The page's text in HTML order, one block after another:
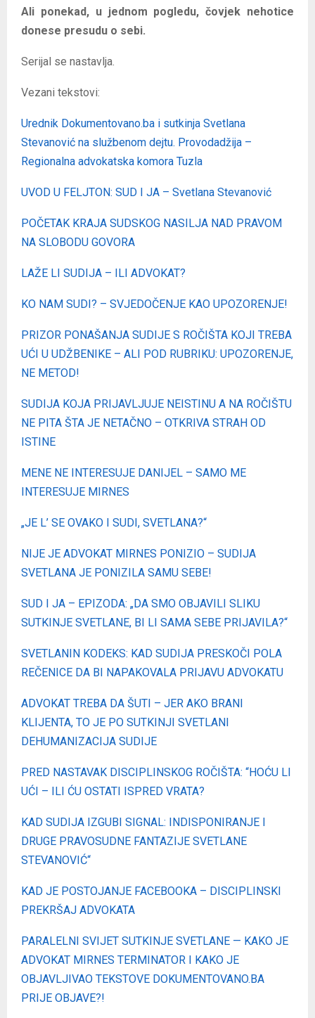
Ali ponekad, u jednom pogledu, čovjek nehotice
donese presudu o sebi.
Serijal se nastavlja.
Vezani tekstovi:
Urednik Dokumentovano.ba i sutkinja Svetlana
Stevanović na službenom dejtu. Provodadžija –
Regionalna advokatska komora Tuzla
UVOD U FELJTON: SUD I JA – Svetlana Stevanović
POČETAK KRAJA SUDSKOG NASILJA NAD PRAVOM
NA SLOBODU GOVORA
LAŽE LI SUDIJA – ILI ADVOKAT?
KO NAM SUDI? – SVJEDOČENJE KAO UPOZORENJE!
PRIZOR PONAŠANJA SUDIJE S ROČIŠTA KOJI TREBA
UĆI U UDŽBENIKE – ALI POD RUBRIKU: UPOZORENJE,
NE METOD!
SUDIJA KOJA PRIJAVLJUJE NEISTINU A NA ROČIŠTU
NE PITA ŠTA JE NETAČNO – OTKRIVA STRAH OD
ISTINE
MENE NE INTERESUJE DANIJEL – SAMO ME
INTERESUJE MIRNES
„JE L’ SE OVAKO I SUDI, SVETLANA?“
NIJE JE ADVOKAT MIRNES PONIZIO – SUDIJA
SVETLANA JE PONIZILA SAMU SEBE!
SUD I JA – EPIZODA: „DA SMO OBJAVILI SLIKU
SUTKINJE SVETLANE, BI LI SAMA SEBE PRIJAVILA?“
SVETLANIN KODEKS: KAD SUDIJA PRESKOČI POLA
REČENICE DA BI NAPAKOVALA PRIJAVU ADVOKATU
ADVOKAT TREBA DA ŠUTI – JER AKO BRANI
KLIJENTA, TO JE PO SUTKINJI SVETLANI
DEHUMANIZACIJA SUDIJE
PRED NASTAVAK DISCIPLINSKOG ROČIŠTA: “HOĆU LI
UĆI – ILI ĆU OSTATI ISPRED VRATA?
KAD SUDIJA IZGUBI SIGNAL: INDISPONIRANJE I
DRUGE PRAVOSUDNE FANTAZIJE SVETLANE
STEVANOVIĆ“
KAD JE POSTOJANJE FACEBOOKA – DISCIPLINSKI
PREKRŠAJ ADVOKATA
PARALELNI SVIJET SUTKINJE SVETLANE — KAKO JE
ADVOKAT MIRNES TERMINATOR I KAKO JE
OBJAVLJIVAO TEKSTOVE DOKUMENTOVANO.BA
PRIJE OBJAVE?!